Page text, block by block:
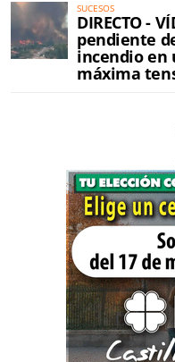
SUCESOS
DIRECTO -
pendiente
incendio en
máxima